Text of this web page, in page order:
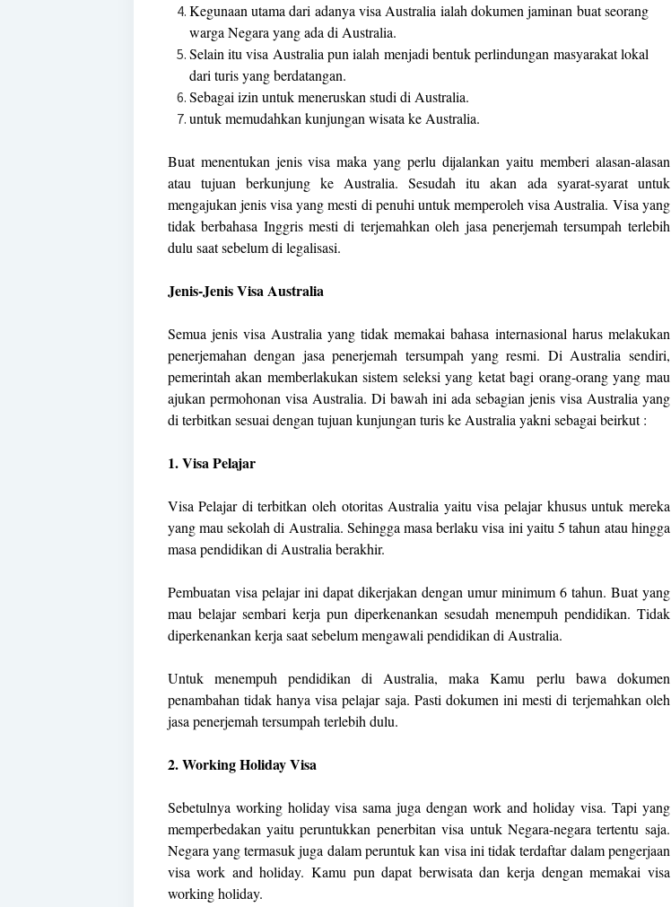
Kegunaan utama dari adanya visa Australia ialah dokumen jaminan buat seorang
warga Negara yang ada di Australia.
Selain itu visa Australia pun ialah menjadi bentuk perlindungan masyarakat lokal
dari turis yang berdatangan.
Sebagai izin untuk meneruskan studi di Australia.
untuk memudahkan kunjungan wisata ke Australia.
Buat menentukan jenis visa maka yang perlu dijalankan yaitu memberi alasan-alasan
atau tujuan berkunjung ke Australia. Sesudah itu akan ada syarat-syarat untuk
mengajukan jenis visa yang mesti di penuhi untuk memperoleh visa Australia. Visa yang
tidak berbahasa Inggris mesti di terjemahkan oleh jasa penerjemah tersumpah terlebih
dulu saat sebelum di legalisasi.
Jenis-Jenis Visa Australia
Semua jenis visa Australia yang tidak memakai bahasa internasional harus melakukan
penerjemahan dengan jasa penerjemah tersumpah yang resmi. Di Australia sendiri,
pemerintah akan memberlakukan sistem seleksi yang ketat bagi orang-orang yang mau
ajukan permohonan visa Australia. Di bawah ini ada sebagian jenis visa Australia yang
di terbitkan sesuai dengan tujuan kunjungan turis ke Australia yakni sebagai beirkut :
1. Visa Pelajar
Visa Pelajar di terbitkan oleh otoritas Australia yaitu visa pelajar khusus untuk mereka
yang mau sekolah di Australia. Sehingga masa berlaku visa ini yaitu 5 tahun atau hingga
masa pendidikan di Australia berakhir.
Pembuatan visa pelajar ini dapat dikerjakan dengan umur minimum 6 tahun. Buat yang
mau belajar sembari kerja pun diperkenankan sesudah menempuh pendidikan. Tidak
diperkenankan kerja saat sebelum mengawali pendidikan di Australia.
Untuk menempuh pendidikan di Australia, maka Kamu perlu bawa dokumen
penambahan tidak hanya visa pelajar saja. Pasti dokumen ini mesti di terjemahkan oleh
jasa penerjemah tersumpah terlebih dulu.
2. Working Holiday Visa
Sebetulnya working holiday visa sama juga dengan work and holiday visa. Tapi yang
memperbedakan yaitu peruntukkan penerbitan visa untuk Negara-negara tertentu saja.
Negara yang termasuk juga dalam peruntuk kan visa ini tidak terdaftar dalam pengerjaan
visa work and holiday. Kamu pun dapat berwisata dan kerja dengan memakai visa
working holiday.